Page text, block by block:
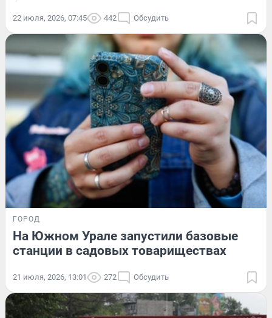
22 июля, 2026, 07:45 442 Обсудить
ГОРОД
На Южном Урале запустили базовые
станции в садовых товариществах
21 июля, 2026, 13:01 272 Обсудить